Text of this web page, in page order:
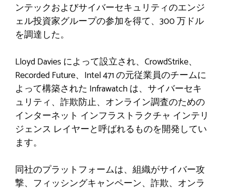
ンテックおよびサイバーセキュリティのエンジ
ェル投資家グループの参加を得て、300 万ドル
を調達した。
Lloyd Davies によって設立され、CrowdStrike、
Recorded Future、Intel 471 の元従業員のチームに
よって構築された Infrawatch は、サイバーセキ
ュリティ、詐欺防止、オンライン調査のための
インターネット インフラストラクチャ インテリ
ジェンス レイヤーと呼ばれるものを開発してい
ます。
同社のプラットフォームは、組織がサイバー攻
撃、フィッシングキャンペーン、詐欺、オンラ